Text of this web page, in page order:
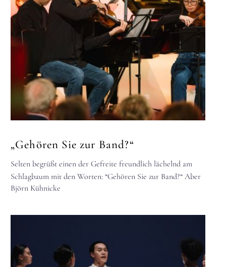
„Gehören Sie zur Band?“
Selten begrüßt einen der Gefreite freundlich lächelnd am
Schlagbaum mit den Worten: “Gehören Sie zur Band?“ Aber
auch mir, dem…
Björn Kühnicke